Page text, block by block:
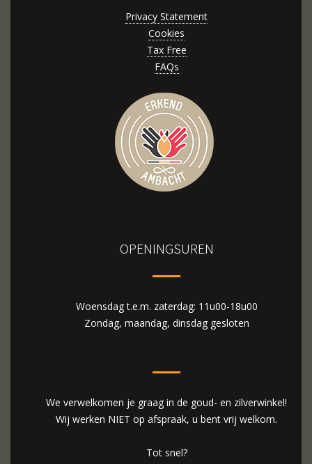
Privacy Statement
Cookies
Tax Free
FAQs
OPENINGSUREN
Woensdag t.e.m. zaterdag: 11u00-18u00
Zondag, maandag, dinsdag gesloten
We verwelkomen je graag in de goud- en zilverwinkel!
Wij werken NIET op afspraak, u bent vrij welkom.
Tot snel?